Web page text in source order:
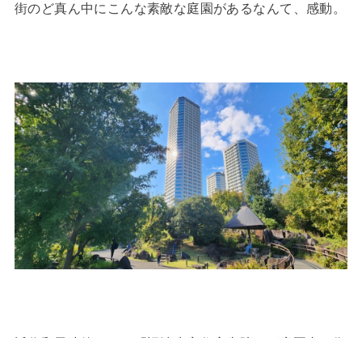
街のど真ん中にこんな素敵な庭園があるなんて、感動。